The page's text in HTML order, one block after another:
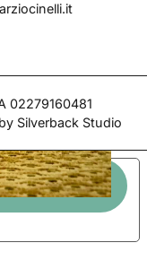
02279160481
Silverback Studio
PRIVACY